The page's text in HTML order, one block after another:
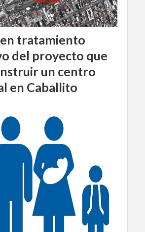
tratamiento
del proyecto que
un centro
en Caballito